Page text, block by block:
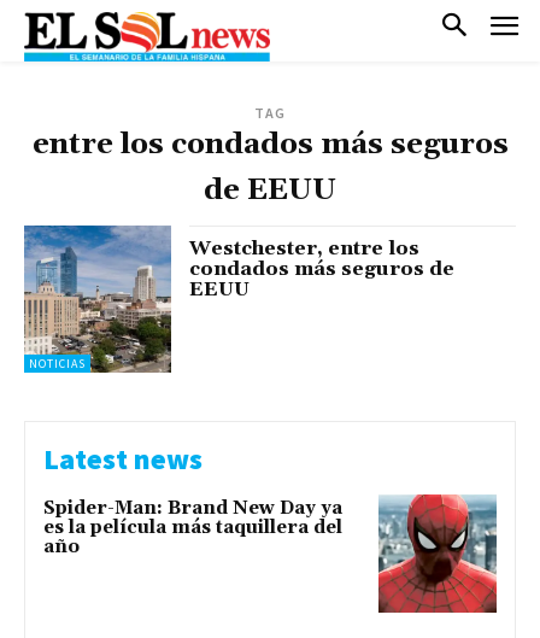
TAG
entre los condados más seguros
de EEUU
NOTICIAS
Westchester, entre los
condados más seguros de
EEUU
Latest news
Spider-Man: Brand New Day ya
es la película más taquillera del
año